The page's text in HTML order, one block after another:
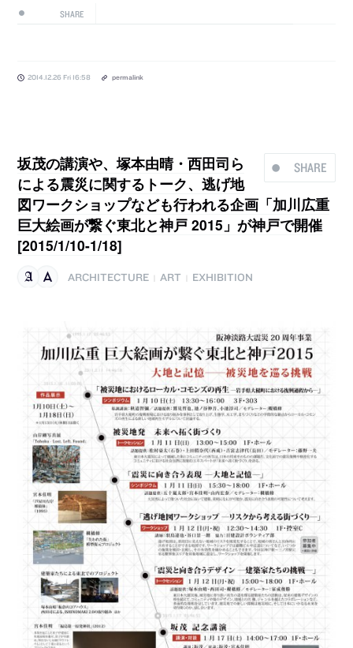
SHARE
2014.12.26 Fri 16:58 permalink
SHARE
坂茂の講演や、塚本由晴・西田司ら
による震災に関するトーク、逃げ地
図ワークショップなども行われる企画「加川広重
巨大絵画が繋ぐ東北と神戸 2015」が神戸で開催
[2015/1/10-1/18]
ARCHITECTURE ART EXHIBITION